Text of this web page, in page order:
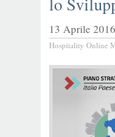
13 Aprile
Hospitality Online